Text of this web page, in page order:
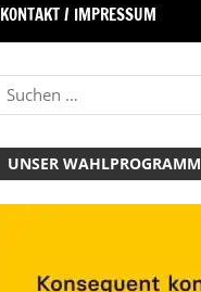
KONTAKT / IMPRESSUM
UNSER WAHLPROGRAMM